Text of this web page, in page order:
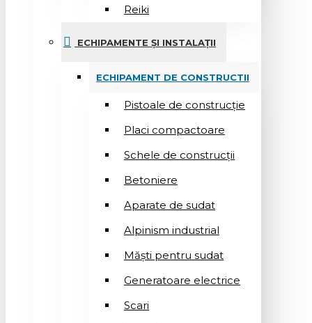
Reiki
ECHIPAMENTE ȘI INSTALAȚII
ECHIPAMENT DE CONSTRUCTII
Pistoale de construcție
Placi compactoare
Schele de construcții
Betoniere
Aparate de sudat
Alpinism industrial
Măști pentru sudat
Generatoare electrice
Scari